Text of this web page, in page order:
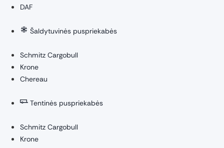
DAF
Šaldytuvinės puspriekabės
Schmitz Cargobull
Krone
Chereau
Tentinės puspriekabės
Schmitz Cargobull
Krone